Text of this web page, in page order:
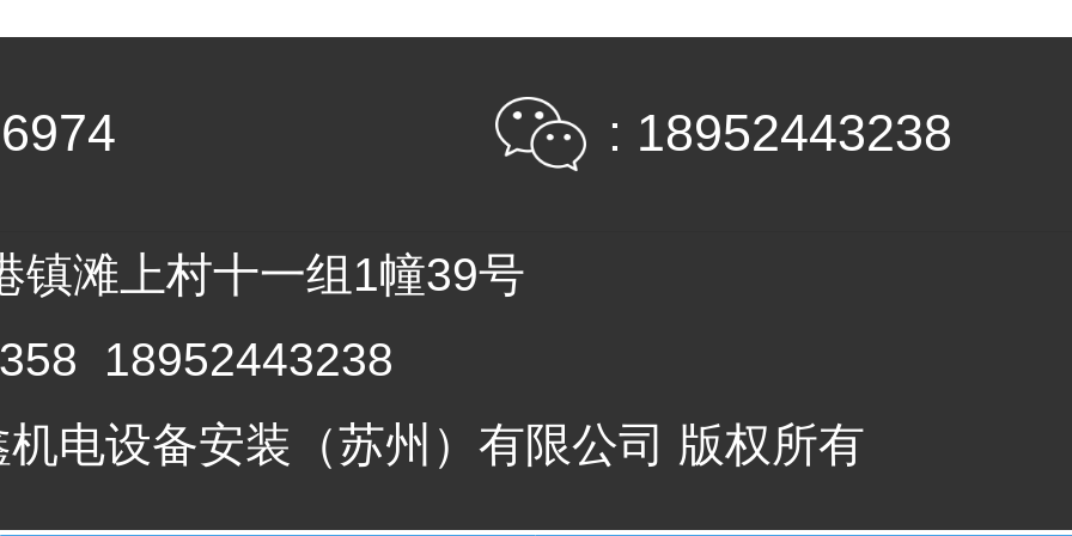
: 18952443238
镇滩上村十一组1幢39号
18952443238
电设备安装（苏州）有限公司 版权所有